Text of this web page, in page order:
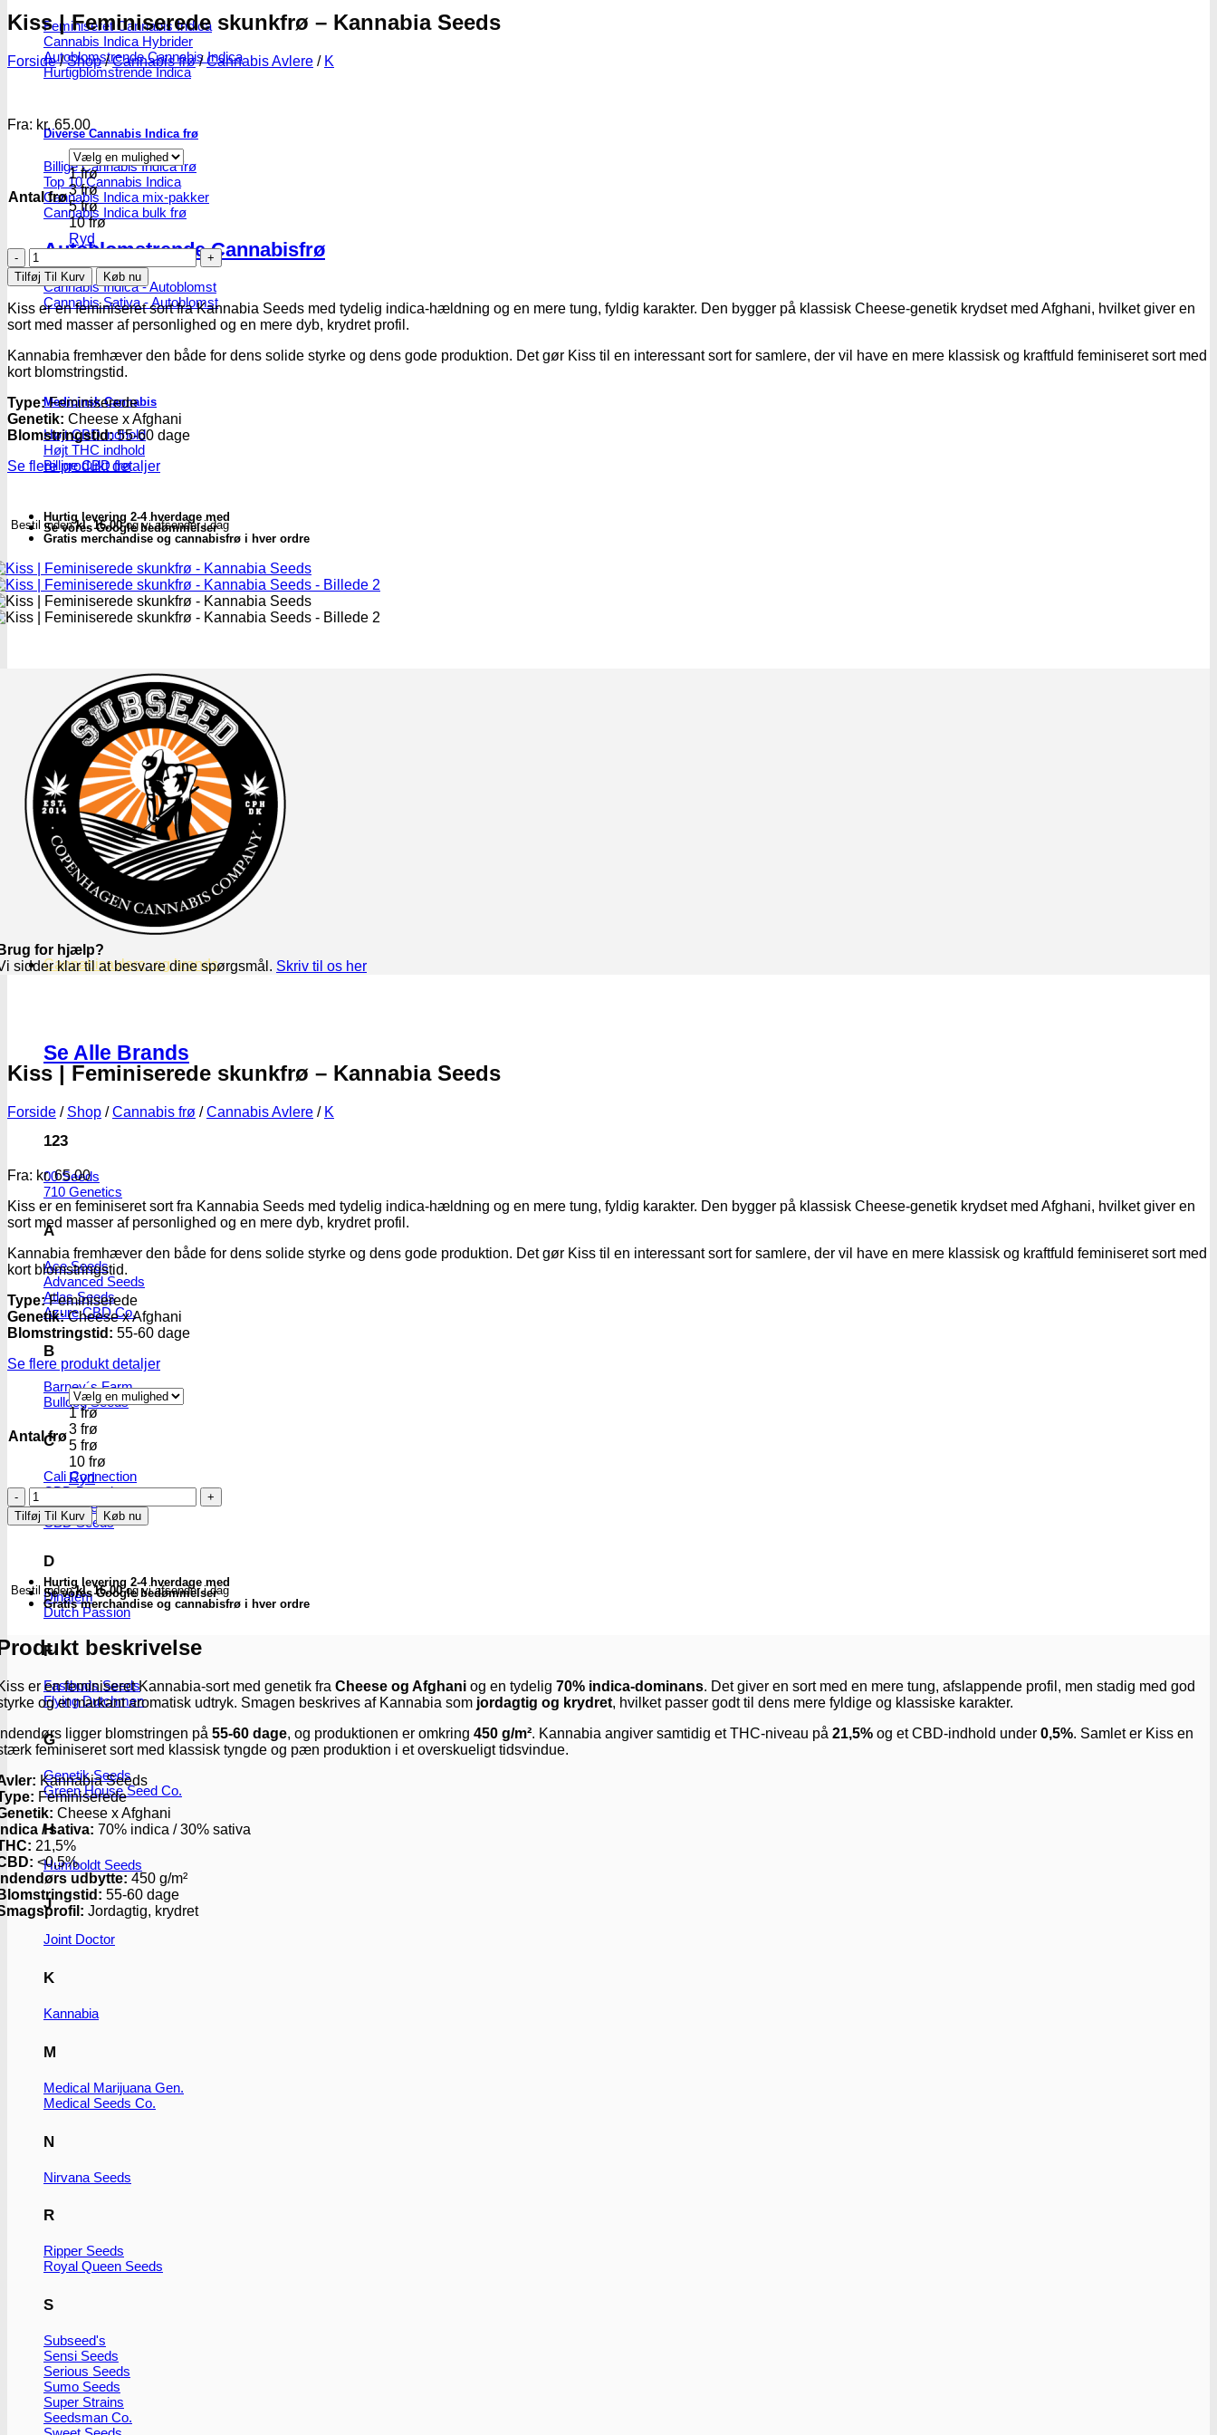
Feminiseret Cannabis Indica
Cannabis Indica Hybrider
Autoblomstrende Cannabis Indica
Hurtigblomstrende Indica
Diverse Cannabis Indica frø
Billige Cannabis Indica frø
Top 10 Cannabis Indica
Cannabis Indica mix-pakker
Cannabis Indica bulk frø
Autoblomstrende Cannabisfrø
Cannabis Indica - Autoblomst
Cannabis Sativa - Autoblomst
Medicinsk Cannabis
Højt CBD indhold
Højt THC indhold
Billige CBD frø
Cannabisavlere -og brands
Se Alle Brands
123
00 Seeds
710 Genetics
A
Ace Seeds
Advanced Seeds
Atlas Seeds
Azure CBD Co.
B
Barney´s Farm
Bulldog Seeds
C
Cali Connection
CBD Botanics
CBD Crew
CBD Seeds
D
Dinafem
Dutch Passion
F
Fastbuds Seeds
Flying Dutchmen
G
Genetik Seeds
Green House Seed Co.
H
Humboldt Seeds
J
Joint Doctor
K
Kannabia
M
Medical Marijuana Gen.
Medical Seeds Co.
N
Nirvana Seeds
R
Ripper Seeds
Royal Queen Seeds
S
Subseed's
Sensi Seeds
Serious Seeds
Sumo Seeds
Super Strains
Seedsman Co.
Kiss | Feminiserede skunkfrø – Kannabia Seeds
Forside / Shop / Cannabis frø / Cannabis Avlere / K
Fra: kr. 65.00
Antal frø
1 frø
3 frø
5 frø
10 frø
Ryd
Kiss
|
Feminiserede
skunkfrø
-
Seeds
antal
Tilføj Til Kurv Køb nu
Kiss er en feminiseret sort fra Kannabia Seeds med tydelig indica-hældning og en mere tung, fyldig karakter. Den bygger på klassisk Cheese-genetik krydset med Afghani, hvilket giver en
sort med masser af personlighed og en mere dyb, krydret profil.
Kannabia fremhæver den både for dens solide styrke og dens gode produktion. Det gør Kiss til en interessant sort for samlere, der vil have en mere klassisk og kraftfuld feminiseret sort med
kort blomstringstid.
Type:Feminiserede
Genetik: Cheese x Afghani
Blomstringstid:55-60 dage
Se flere produkt detaljer
Bestil indenkl. 16.00og vi afsender i dag
Hurtig levering 2-4 hverdage med
Se vores Google bedømmelser
Gratis merchandise og cannabisfrø i hver ordre
for hjælp?
sidder klar til at besvare dine spørgsmål. Skriv til os her
Kiss | Feminiserede skunkfrø – Kannabia Seeds
Forside / Shop / Cannabis frø / Cannabis Avlere / K
Fra: kr.65.00
Kiss er en feminiseret sort fra Kannabia Seeds med tydelig indica-hældning og en mere tung, fyldig karakter. Den bygger på klassisk Cheese-genetik krydset med Afghani, hvilket giver en
sort med masser af personlighed og en mere dyb, krydret profil.
Kannabia fremhæver den både for dens solide styrke og dens gode produktion. Det gør Kiss til en interessant sort for samlere, der vil have en mere klassisk og kraftfuld feminiseret sort med
kort blomstringstid.
Type:Feminiserede
Genetik:Cheese x Afghani
Blomstringstid: 55-60 dage
Se flere produkt detaljer
Antal frø
1 frø
3 frø
5 frø
10 frø
Ryd
Kiss
|
Feminiserede
Kannabia
Seeds
antal
Tilføj Til Kurv Køb nu
Bestil indenkl. 16.00og vi afsender i dag
Hurtig levering 2-4 hverdage med
Se vores Google bedømmelser
Gratis merchandise og cannabisfrø i hver ordre
beskrivelse
er en feminiseret Kannabia-sort med genetik fra Cheese og Afghani og en tydelig 70% indica-dominans. Det giver en sort med en mere tung, afslappende profil, men stadig med god
og et markant aromatisk udtryk. Smagen beskrives af Kannabia som jordagtig og krydret, hvilket passer godt til dens mere fyldige og klassiske karakter.
ligger blomstringen på 55-60 dage, og produktionen er omkring 450 g/m². Kannabia angiver samtidig et THC-niveau på 21,5% og et CBD-indhold under 0,5%. Samlet er Kiss en
feminiseret sort med klassisk tyngde og pæn produktion i et overskueligt tidsvindue.
Kannabia Seeds
Feminiserede
Cheese x Afghani
/ sativa: 70% indica / 30% sativa
21,5%
<0,5%
udbytte: 450 g/m²
55-60 dage
Jordagtig, krydret